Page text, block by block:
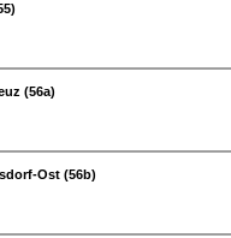
(56a)
Ost (56b)